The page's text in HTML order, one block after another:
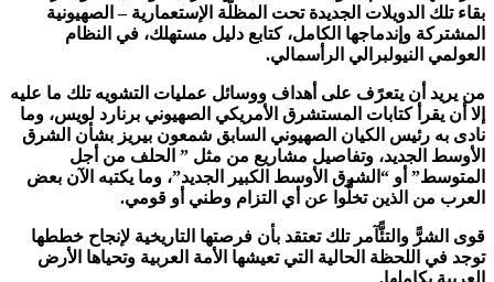
بقاء تلك الدويلات الجديدة تحت المظلًّة الإستعمارية – الصهيونية
المشتركة وإندماجها الكامل، كتابع دليل مستهلك، في النظام
العولمي النيولبرالي الرأسمالي.
من يريد أن يتعرًف على أهداف ووسائل عمليات التشويه تلك ما عليه
إلا أن يقرأ كتابات المستشرق الأمريكي الصهيوني برنارد لويس، وما
نادى به رئيس الكيان الصهيوني السابق شمعون بيريز بشأن الشرق
الأوسط الجديد، وتفاصيل مشاريع من مثل ” الحلف من أجل
المتوسط” أو “الشرق الأوسط الكبير الجديد”، وما يكتبه الآن بعض
العرب من الذين تخلًّوا عن أي التزام وطني أو قومي.
قوى الشرًّ والتئًّآمر تلك تعتقد بأن فرصتها التاريخية لإنجاح خططها
توجد في اللحظة الحالية التي تعيشها الأمة العربية وتحياها الأرض
العربية بكاملها.